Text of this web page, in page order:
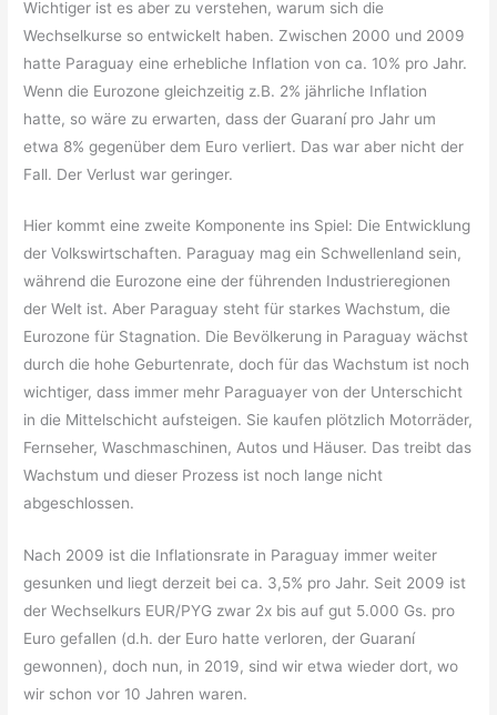
Wichtiger ist es aber zu verstehen, warum sich die
Wechselkurse so entwickelt haben. Zwischen 2000 und 2009
hatte Paraguay eine erhebliche Inflation von ca. 10% pro Jahr.
Wenn die Eurozone gleichzeitig z.B. 2% jährliche Inflation
hatte, so wäre zu erwarten, dass der Guaraní pro Jahr um
etwa 8% gegenüber dem Euro verliert. Das war aber nicht der
Fall. Der Verlust war geringer.
Hier kommt eine zweite Komponente ins Spiel: Die Entwicklung
der Volkswirtschaften. Paraguay mag ein Schwellenland sein,
während die Eurozone eine der führenden Industrieregionen
der Welt ist. Aber Paraguay steht für starkes Wachstum, die
Eurozone für Stagnation. Die Bevölkerung in Paraguay wächst
durch die hohe Geburtenrate, doch für das Wachstum ist noch
wichtiger, dass immer mehr Paraguayer von der Unterschicht
in die Mittelschicht aufsteigen. Sie kaufen plötzlich Motorräder,
Fernseher, Waschmaschinen, Autos und Häuser. Das treibt das
Wachstum und dieser Prozess ist noch lange nicht
abgeschlossen.
Nach 2009 ist die Inflationsrate in Paraguay immer weiter
gesunken und liegt derzeit bei ca. 3,5% pro Jahr. Seit 2009 ist
der Wechselkurs EUR/PYG zwar 2x bis auf gut 5.000 Gs. pro
Euro gefallen (d.h. der Euro hatte verloren, der Guaraní
gewonnen), doch nun, in 2019, sind wir etwa wieder dort, wo
wir schon vor 10 Jahren waren.